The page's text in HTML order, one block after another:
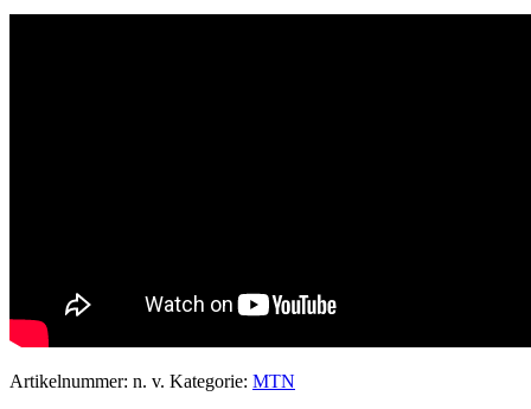
Artikelnummer: n. v. Kategorie: MTN